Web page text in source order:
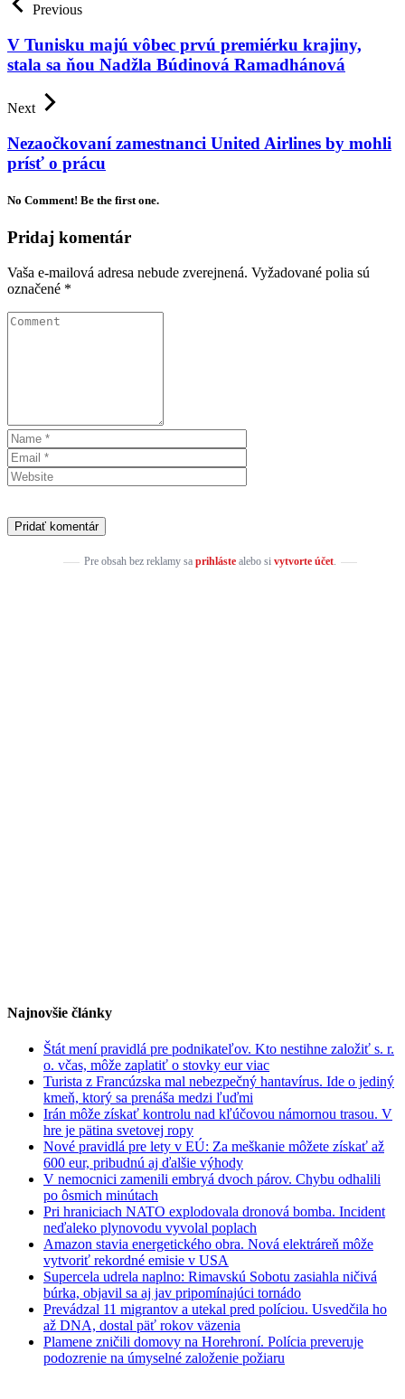
Previous
V Tunisku majú vôbec prvú premiérku krajiny,
stala sa ňou Nadžla Búdinová Ramadhánová
Next
Nezaočkovaní zamestnanci United Airlines by mohli
prísť o prácu
No Comment! Be the first one.
Pridaj komentár
Vaša e-mailová adresa nebude zverejnená. Vyžadované polia sú
označené *
Pre obsah bez reklamy sa prihlástealebo si vytvorte účet.
Najnovšie články
Štát mení pravidlá pre podnikateľov. Kto nestihne založiť s. r.
o. včas, môže zaplatiť o stovky eur viac
Turista z Francúzska mal nebezpečný hantavírus. Ide o jediný
kmeň, ktorý sa prenáša medzi ľuďmi
Irán môže získať kontrolu nad kľúčovou námornou trasou. V
hre je pätina svetovej ropy
Nové pravidlá pre lety v EÚ: Za meškanie môžete získať až
600 eur, pribudnú aj ďalšie výhody
V nemocnici zamenili embryá dvoch párov. Chybu odhalili
po ôsmich minútach
Pri hraniciach NATO explodovala dronová bomba. Incident
neďaleko plynovodu vyvolal poplach
Amazon stavia energetického obra. Nová elektráreň môže
vytvoriť rekordné emisie v USA
Supercela udrela naplno: Rimavskú Sobotu zasiahla ničivá
búrka, objavil sa aj jav pripomínajúci tornádo
Prevádzal 11 migrantov a utekal pred políciou. Usvedčila ho
až DNA, dostal päť rokov väzenia
Plamene zničili domovy na Horehroní. Polícia preveruje
podozrenie na úmyselné založenie požiaru